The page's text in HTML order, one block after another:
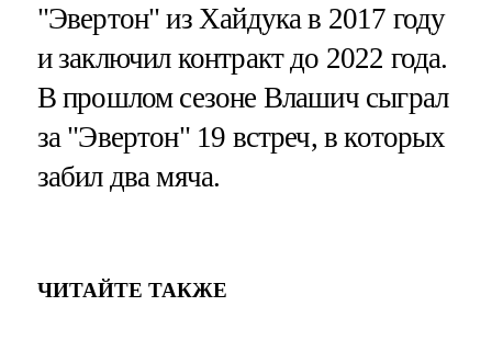
"Эвертон" из Хайдука в 2017 году
и заключил контракт до 2022 года.
В прошлом сезоне Влашич сыграл
за "Эвертон" 19 встреч, в которых
забил два мяча.
ЧИТАЙТЕ ТАКЖЕ